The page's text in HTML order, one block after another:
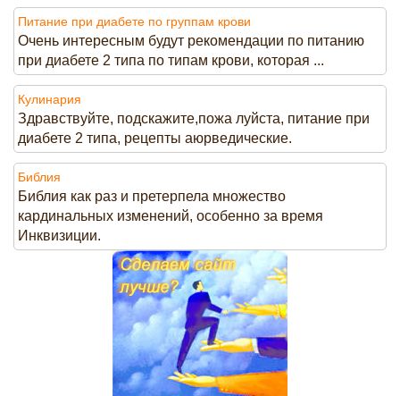
Питание при диабете по группам крови
Очень интересным будут рекомендации по питанию
при диабете 2 типа по типам крови, которая ...
Кулинария
Здравствуйте, подскажите,пожа луйста, питание при
диабете 2 типа, рецепты аюрведические.
Библия
Библия как раз и претерпела множество
кардинальных изменений, особенно за время
Инквизиции.